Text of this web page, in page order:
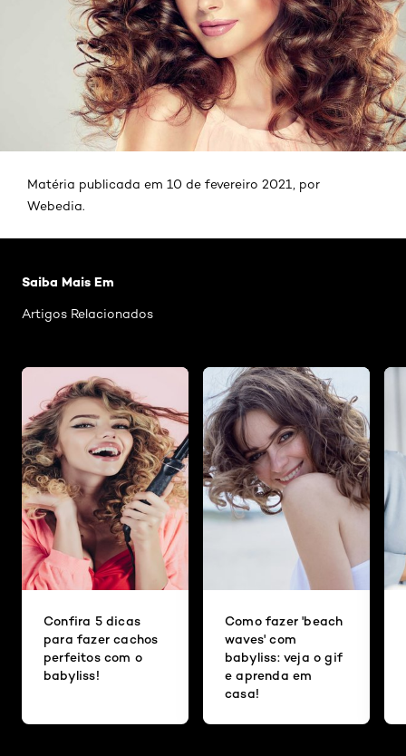
Matéria publicada em 10 de fevereiro 2021, por
Webedia.
Saiba Mais Em
Artigos Relacionados
Confira 5 dicas
para fazer cachos
perfeitos com o
babyliss!
Como fazer 'beach
waves' com
babyliss: veja o gif
e aprenda em
casa!